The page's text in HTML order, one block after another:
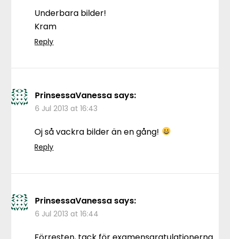
Underbara bilder!
Kram
Reply
PrinsessaVanessa says:
6 Jul 2013 at 16:43
Oj så vackra bilder än en gång!
Reply
PrinsessaVanessa says:
6 Jul 2013 at 16:44